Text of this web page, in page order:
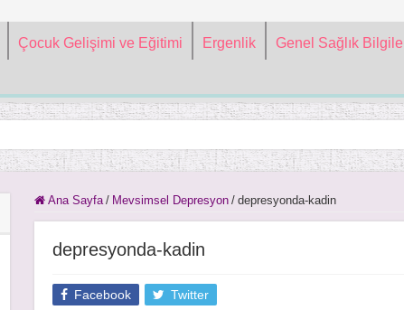
Çocuk Gelişimi ve Eğitimi Ergenlik Genel Sağlık
Ana Sayfa / Mevsimsel Depresyon / depresyonda-kadin
depresyonda-kadin
Facebook Twitter